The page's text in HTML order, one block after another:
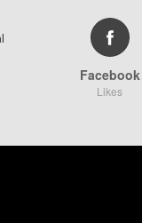
Facebook
Likes